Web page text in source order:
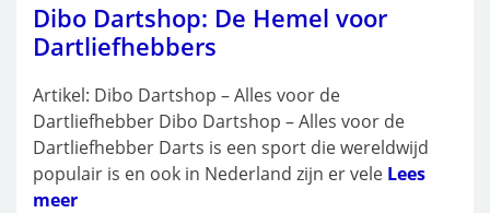
Dibo Dartshop: De Hemel voor
Dartliefhebbers
Artikel: Dibo Dartshop – Alles voor de
Dartliefhebber Dibo Dartshop – Alles voor de
Dartliefhebber Darts is een sport die wereldwijd
populair is en ook in Nederland zijn er vele Lees
meer